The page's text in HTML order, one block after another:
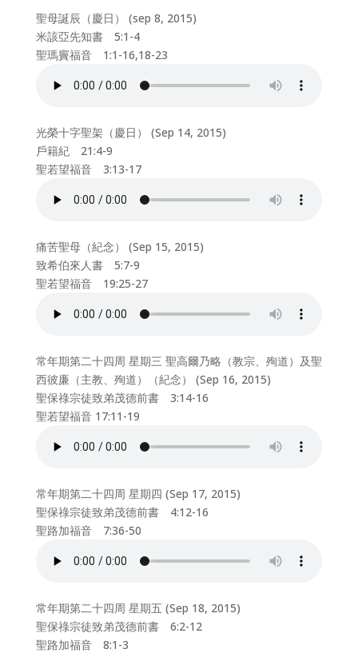
聖母誕辰（慶日） (sep 8, 2015)
米該亞先知書 5:1-4
聖瑪竇福音 1:1-16,18-23
光榮十字聖架（慶日） (Sep 14, 2015)
戶籍紀 21:4-9
聖若望福音 3:13-17
痛苦聖母（紀念） (Sep 15, 2015)
致希伯來人書 5:7-9
聖若望福音 19:25-27
常年期第二十四周 星期三 聖高爾乃略（教宗、殉道）及聖
西彼廉（主教、殉道）（紀念） (Sep 16, 2015)
聖保祿宗徒致弟茂德前書 3:14-16
聖若望福音 17:11-19
常年期第二十四周 星期四 (Sep 17, 2015)
聖保祿宗徒致弟茂德前書 4:12-16
聖路加福音 7:36-50
常年期第二十四周 星期五 (Sep 18, 2015)
聖保祿宗徒致弟茂德前書 6:2-12
聖路加福音 8:1-3